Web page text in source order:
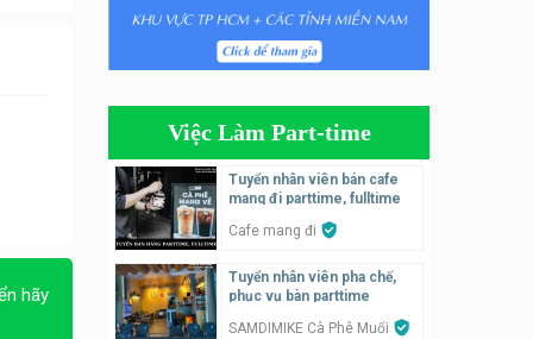
hãy
Tuyển nhân viên phụ quán ăn
– hỗ trợ ăn ở
parttime
GÀ GÔ FASTFOOD
parttime
Việc Làm Part-time
Tuyển nhân viên bán cafe
mang đi parttime, fulltime
Cafe mang đi
Tuyển nhân viên pha chế,
phục vụ bàn parttime
SAMDIMIKE Cà Phê Muối